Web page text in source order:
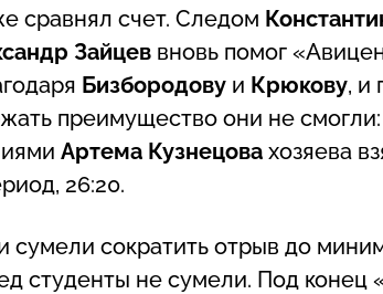
сравнял счет. Следом
Зайцев вновь помог
Бизбородову и Крюкову, и
преимущество они не
Артема Кузнецова хозяева
26:20.
сумели сократить отрыв до
студенты не сумели. Под конец